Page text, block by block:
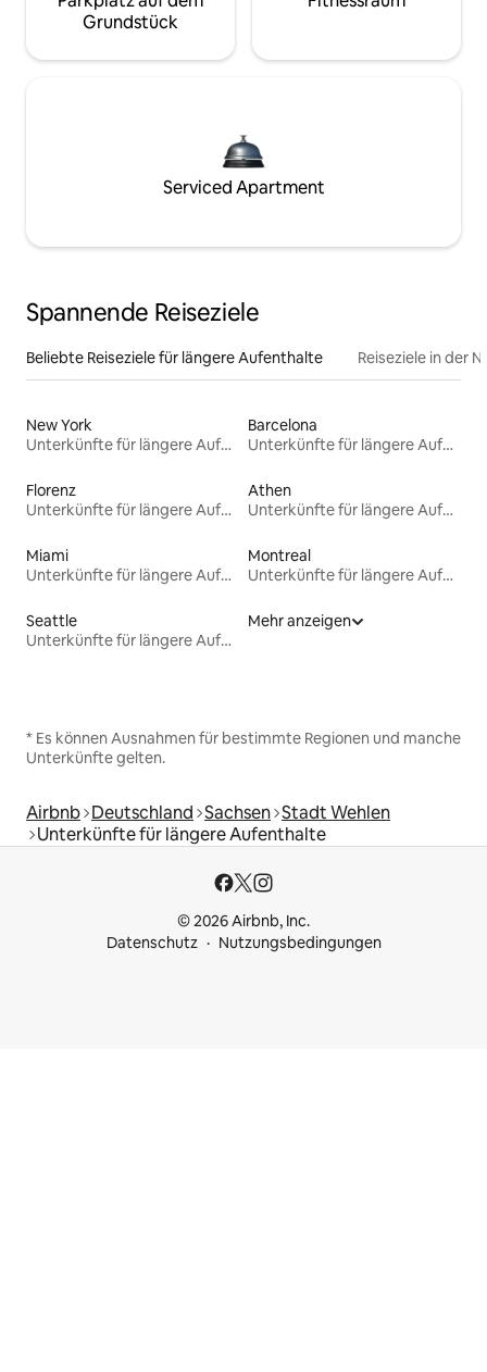
Grundstück
Serviced Apartment
Spannende Reiseziele
Beliebte Reiseziele für längere Aufenthalte Reiseziele in der
New York
Unterkünfte für längere Aufenthalte
Barcelona
Unterkünfte für längere Aufenthalte
Florenz
Unterkünfte für längere Aufenthalte
Athen
Unterkünfte für längere Aufenthalte
Miami
Unterkünfte für längere Aufenthalte
Montreal
Unterkünfte für längere Aufenthalte
Seattle
Unterkünfte für längere Aufenthalte
Mehr anzeigen
* Es können Ausnahmen für bestimmte Regionen und manche
Unterkünfte gelten.
Airbnb Deutschland Sachsen Stadt Wehlen
Unterkünfte für längere Aufenthalte
© 2026 Airbnb, Inc.
Datenschutz
Nutzungsbedingungen